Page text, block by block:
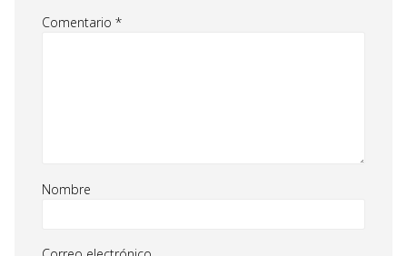
Comentario *
Nombre